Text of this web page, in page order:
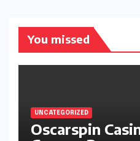
You missed
UNCATEGORIZED
Oscarspin